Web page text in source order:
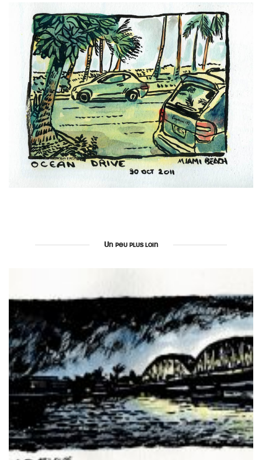
Un peu plus loin